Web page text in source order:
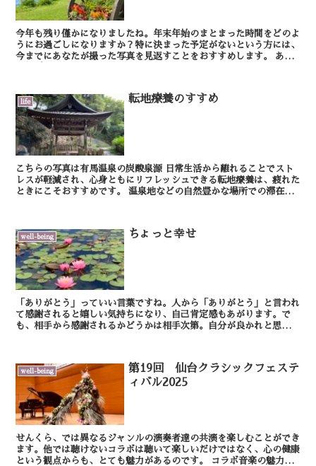
今年も残り僅かになりましたね。年末年始のまとまった時間をどのよ
うにお過ごしになりますか？特に決まった予定がないという方には、
今までにあなたが撮った写真を見返すことをおすすめします。 あな
life 転地療養のすすめ
こちらの写真は有馬温泉の炭酸泉源 日常生活から離れることでスト
レスが軽減され、心身ともにリフレッシュできる転地療養は、疲れた
ときにこそおすすめです。 温泉地などの自然豊かな場所での滞在は
well-being ちょっと幸せ
「ありがとう」っていい言葉ですね。人から「ありがとう」と言われ
て感謝されると嬉しい気持ちになり、自己肯定感もあがります。で
も、相手から感謝されるかどうかは相手次第。自分が良かれと思った
well-being
第19回 仙台クラシックフェステ
ィバル2025
せんくら、では異なるジャンルの演奏者達の共演を楽しむことができ
ます。他では聴けないコラボは聴いて楽しいだけではなく、心の健康
という観点からも、とても魅力があるのです。 コラボ音楽の魅力